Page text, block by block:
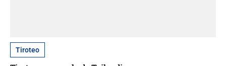
Tiroteo